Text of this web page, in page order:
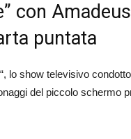
con
puntata
“, lo show televisivo
del piccolo schermo